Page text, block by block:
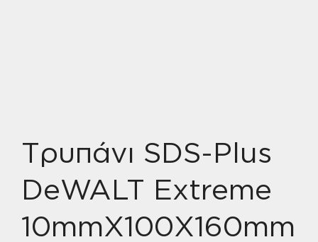
Τρυπάνι SDS-Plus
DeWALT Extreme
10mmX100X160mm